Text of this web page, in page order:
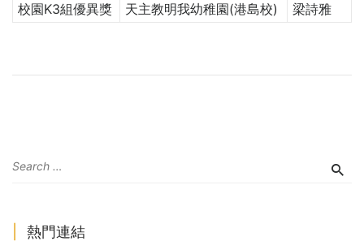
校園K3組優異獎
天主教明我幼稚園(港島校) 梁詩雅
熱門連結